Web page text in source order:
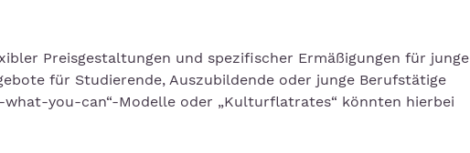
Preisgestaltungen und spezifischer Ermäßigungen für junge
für Studierende, Auszubildende oder junge Berufstätige
you-can“-Modelle oder „Kulturflatrates“ könnten hierbei